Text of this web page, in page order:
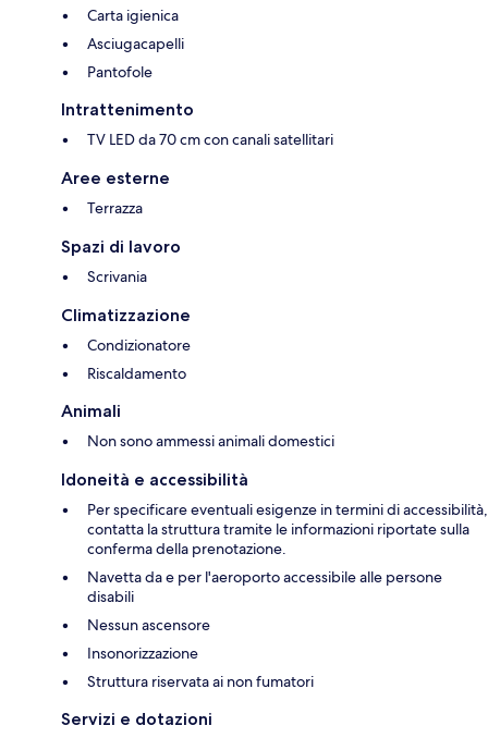
Carta igienica
Asciugacapelli
Pantofole
Intrattenimento
TV LED da 70 cm con canali satellitari
Aree esterne
Terrazza
Spazi di lavoro
Scrivania
Climatizzazione
Condizionatore
Riscaldamento
Animali
Non sono ammessi animali domestici
Idoneità e accessibilità
Per specificare eventuali esigenze in termini di accessibilità,
contatta la struttura tramite le informazioni riportate sulla
conferma della prenotazione.
Navetta da e per l'aeroporto accessibile alle persone
disabili
Nessun ascensore
Insonorizzazione
Struttura riservata ai non fumatori
Servizi e dotazioni